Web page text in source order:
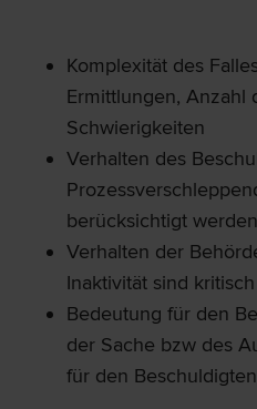
Komplexität des
Ermittlungen, Anzahl
Schwierigkeiten
Verhalten des
berücksichtigt werden
Verhalten der
Inaktivität sind
Bedeutung für den
der Sache bzw des
für den Beschuldigten